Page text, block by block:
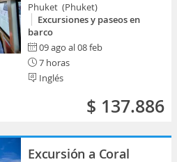
Phuket (Phuket)
Excursiones y paseos en
barco
09 ago al 08 feb
7 horas
Inglés
$ 137.886
Excursión a Coral